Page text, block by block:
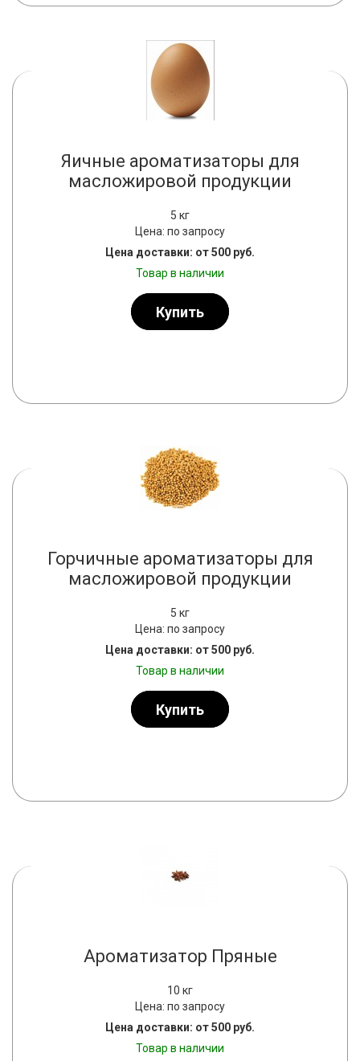
Яичные ароматизаторы для
масложировой продукции
5 кг
Цена: по запросу
Цена доставки: от 500 руб.
Товар в наличии
Купить
Горчичные ароматизаторы для
масложировой продукции
5 кг
Цена: по запросу
Цена доставки: от 500 руб.
Товар в наличии
Купить
Ароматизатор Пряные
10 кг
Цена: по запросу
Цена доставки: от 500 руб.
Товар в наличии